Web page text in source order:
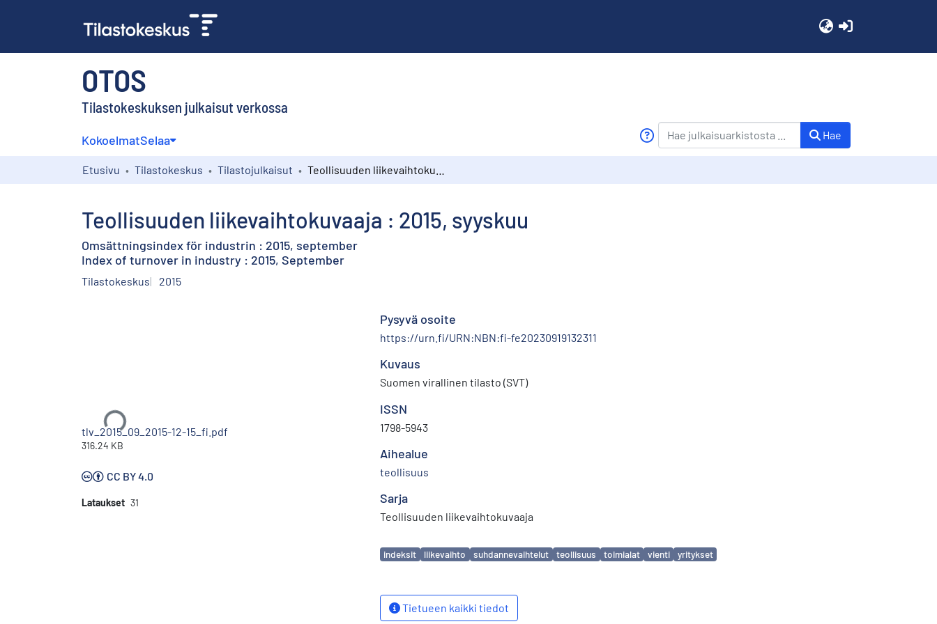
OTOS
Tilastokeskuksen julkaisut verkossa
KokoelmatSelaa Hae
Etusivu Tilastokeskus Tilastojulkaisut
Teollisuuden liikevaihtokuvaaja : 2015, syyskuu
Omsättningsindex för industrin : 2015, september
Index of turnover in industry : 2015, September
Tilastokeskus 2015
Ladataan...
tlv_2015_09_2015-12-15_fi.pdf
316.24 KB
CC BY 4.0
Lataukset 31
Pysyvä osoite
https://urn.fi/URN:NBN:fi-fe20230919132311
Kuvaus
Suomen virallinen tilasto (SVT)
ISSN
1798-5943
Aihealue
teollisuus
Sarja
Teollisuuden liikevaihtokuvaaja
Avainsanat
indeksit liikevaihto suhdannevaihtelut teollisuus toimialat vienti yritykset
Tietueen kaikki tiedot